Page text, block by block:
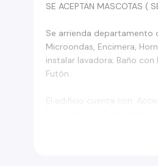
SE ACEPTAN MASCOTAS (
Se arrienda departamento
Microondas, Encimera,
instalar lavadora; Baño
Futón.